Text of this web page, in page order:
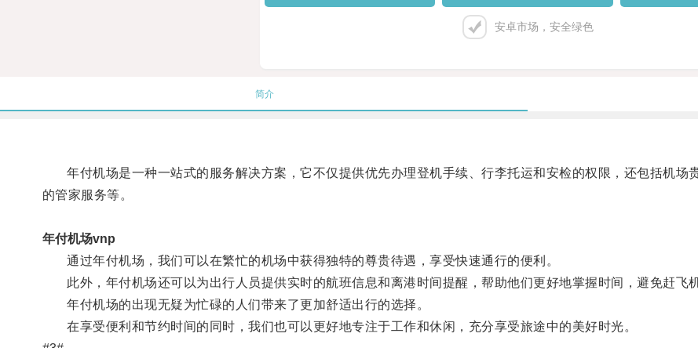
安卓市场，安全绿色
简介
年付机场是一种一站式的服务解决方案，它不仅提供优先办理登机手续、行李托运和安检的权限，还包括机场
的管家服务等。
年付机场vnp
通过年付机场，我们可以在繁忙的机场中获得独特的尊贵待遇，享受快速通行的便利。
此外，年付机场还可以为出行人员提供实时的航班信息和离港时间提醒，帮助他们更好地掌握时间，避免赶飞机
年付机场的出现无疑为忙碌的人们带来了更加舒适出行的选择。
在享受便利和节约时间的同时，我们也可以更好地专注于工作和休闲，充分享受旅途中的美好时光。